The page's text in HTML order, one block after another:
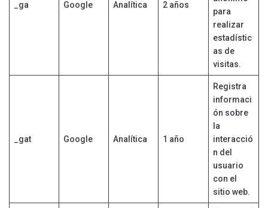
_ga Google Analítica 2 años
para
realizar
estadístic
as de
visitas.
_gat Google Analítica 1 año
Registra
informaci
ón sobre
la
interacció
n del
usuario
con el
sitio web.